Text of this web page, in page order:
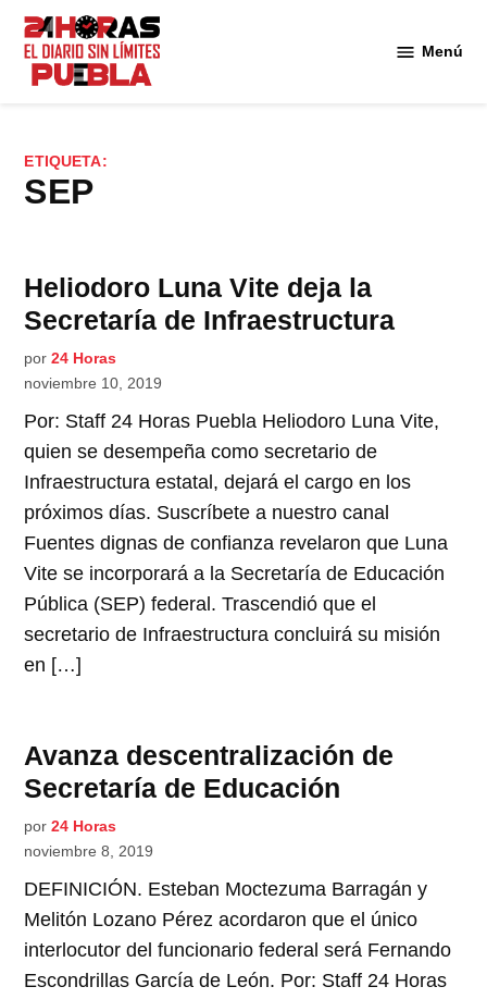
Saltar
contenido
Menú
ETIQUETA:
SEP
Heliodoro Luna Vite deja la
Secretaría de Infraestructura
por 24 Horas
noviembre 10, 2019
Por: Staff 24 Horas Puebla Heliodoro Luna Vite,
quien se desempeña como secretario de
Infraestructura estatal, dejará el cargo en los
próximos días. Suscríbete a nuestro canal
Fuentes dignas de confianza revelaron que Luna
Vite se incorporará a la Secretaría de Educación
Pública (SEP) federal. Trascendió que el
secretario de Infraestructura concluirá su misión
en […]
Avanza descentralización de
Secretaría de Educación
por 24 Horas
noviembre 8, 2019
DEFINICIÓN. Esteban Moctezuma Barragán y
Melitón Lozano Pérez acordaron que el único
interlocutor del funcionario federal será Fernando
Escondrillas García de León. Por: Staff 24 Horas